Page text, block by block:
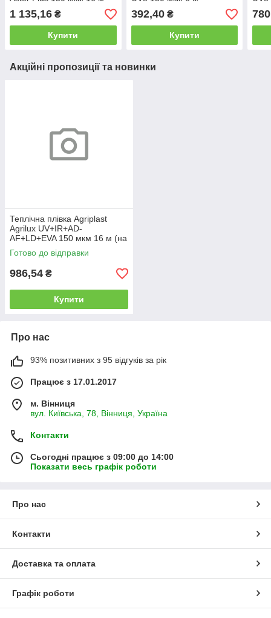
1 135,16 ₴
Купити
392,40₴
Купити
780
Акційні пропозиції та новинки
Теплічна плівка Agriplast
Agrilux UV+IR+AD-
AF+LD+EVA 150 мкм 16 м (на
метраж)
Готово до відправки
986,54 ₴
Купити
Про нас
93% позитивних з 95 відгуків за рік
Працює з 17.01.2017
м. Вінниця
вул. Київська, 78, Вінниця, Україна
Контакти
Сьогодні працює з 09:00 до 14:00
Показати весь графік роботи
Про нас
Контакти
Доставка та оплата
Графік роботи